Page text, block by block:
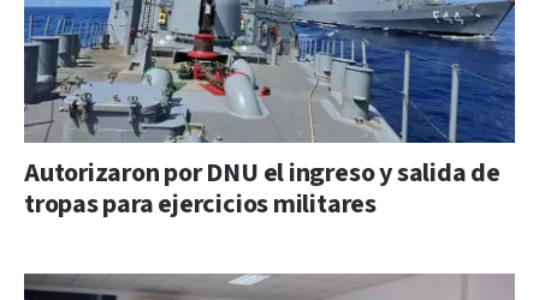
Autorizaron por DNU el ingreso y salida de
tropas para ejercicios militares